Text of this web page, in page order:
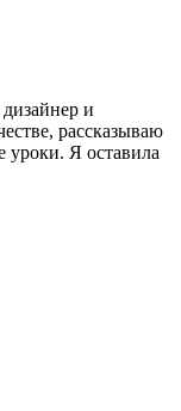
и
рассказываю
уроки. Я оставила